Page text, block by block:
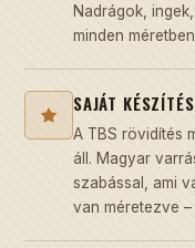
Nadrágok,
minden
SAJÁT
A TBS rövidítés
áll. Magyar
szabással, ami
van méretezve